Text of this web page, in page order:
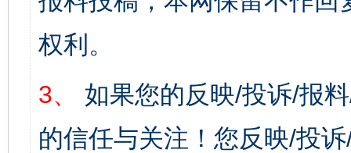
权利。
3、
如果您的反映/投诉/报
的信任与关注！您反映/投